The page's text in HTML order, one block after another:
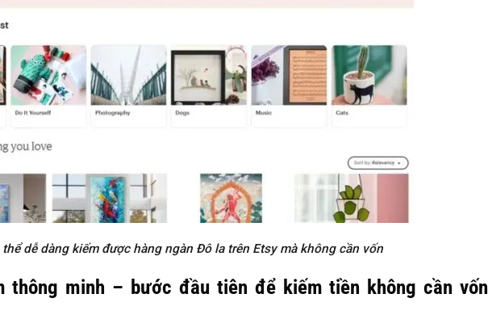
thể dễ dàng kiếm được hàng ngàn Đô la trên Etsy mà không cần vốn
thông minh – bước đầu tiên để kiếm tiền không cần vốn